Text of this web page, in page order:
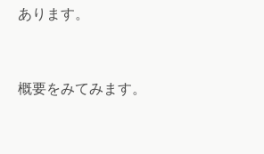
あります。
概要をみてみます。